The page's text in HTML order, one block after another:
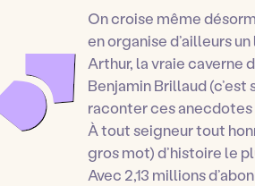
On croise même
en organise d’ailleurs
Arthur, la vraie caverne
Benjamin Brillaud
raconter ces anecdotes
À tout seigneur tout
gros mot) d’histoire le
Avec 2,13 millions